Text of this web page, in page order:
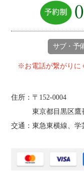
サブ・予
※お電話が繋がりに
住所：〒152-0004
東京都目黒区鷹
交通：東急東横線、学